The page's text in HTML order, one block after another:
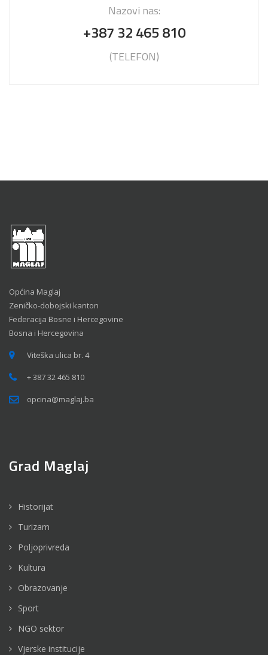
Nazovi nas:
+387 32 465 810
(TELEFON)
Općina Maglaj
Zeničko-dobojski kanton
Federacija Bosne i Hercegovine
Bosna i Hercegovina
Viteška ulica br. 4
+ 387 32 465 810
opcina@maglaj.ba
Grad Maglaj
Historijat
Turizam
Poljoprivreda
Kultura
Obrazovanje
Sport
NGO sektor
Vjerske institucije